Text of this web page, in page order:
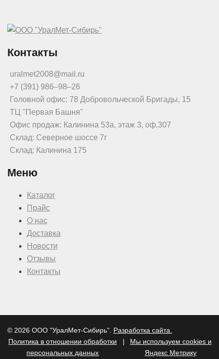
Контакты
uralmet2008@mail.ru
+7 (391) 986‒98‒26
Головной офис: 78 Добровольческой Бригады, 15
ТЦ "Первая Башня"
Офис продаж: Калинина 53а, этаж 3, оф.307
Склад: Северное шоссе 7г
Склад: Калинина 175
Меню
Каталог
Прайс
О нас
Доставка
Новости
Отзывы
Контакты
© 2026 ООО "УралМет-Сибирь". Разработка сайта.
Политика в отношении обработки
персональных данных
|
Мы используем cookies и
Яндекс Метрику